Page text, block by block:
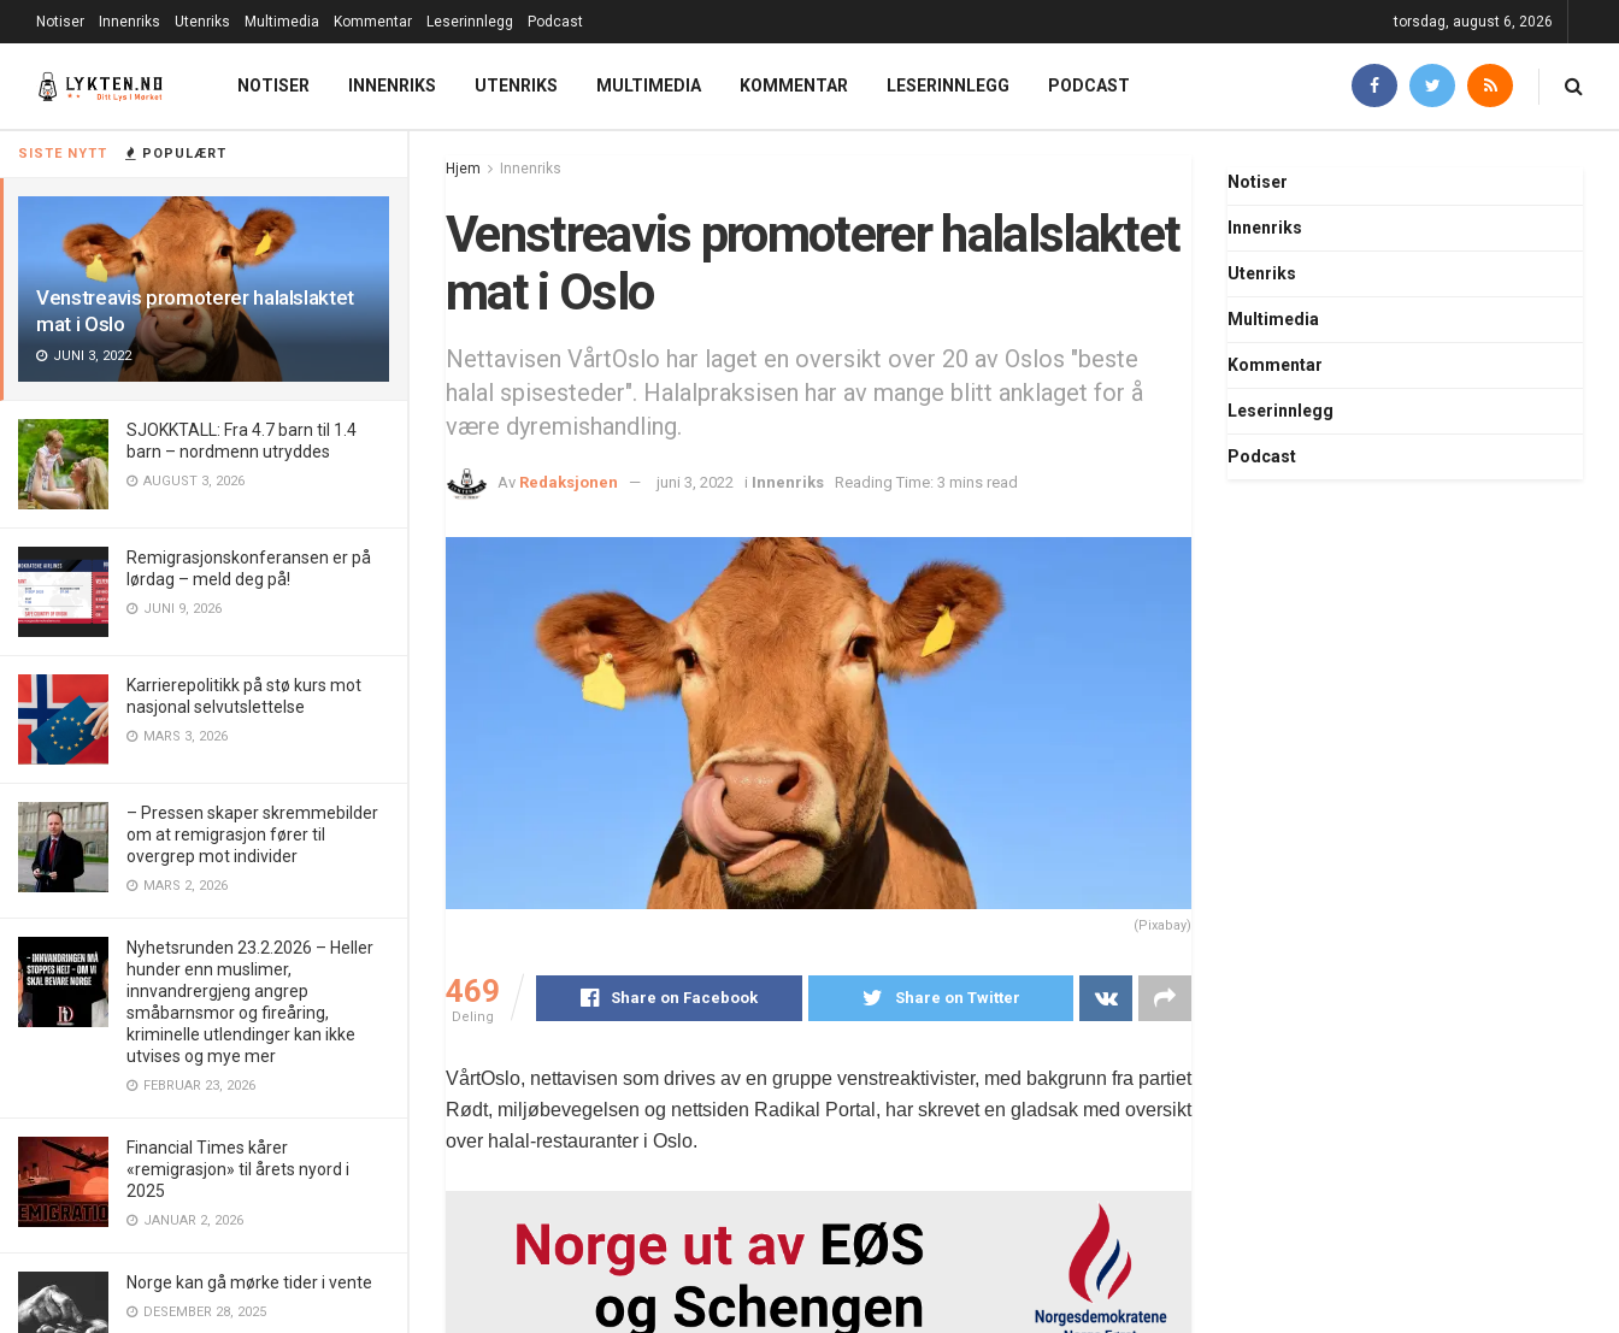
SISTE NYTT POPULÆRT
Venstreavis promoterer halalslaktet
mat i Oslo
JUNI 3, 2022
SJOKKTALL: Fra 4.7 barn til 1.4
barn – nordmenn utryddes
AUGUST 3, 2026
Remigrasjonskonferansen er på
lørdag – meld deg på!
JUNI 9, 2026
Karrierepolitikk på stø kurs mot
nasjonal selvutslettelse
MARS 3, 2026
– Pressen skaper skremmebilder
om at remigrasjon fører til
overgrep mot individer
MARS 2, 2026
Nyhetsrunden 23.2.2026 – Heller
hunder enn muslimer,
innvandrergjeng angrep
småbarnsmor og fireåring,
kriminelle utlendinger kan ikke
utvises og mye mer
FEBRUAR 23, 2026
Financial Times kårer
«remigrasjon» til årets nyord i
2025
JANUAR 2, 2026
Norge kan gå mørke tider i vente
DESEMBER 28, 2025
Notiser Innenriks Utenriks Multimedia Kommentar Leserinnlegg Podcast torsdag, august 6, 2026
NOTISER INNENRIKS UTENRIKS MULTIMEDIA KOMMENTAR LESERINNLEGG PODCAST
Hjem Innenriks
Venstreavis promoterer halalslaktet
mat i Oslo
Nettavisen VårtOslo har laget en oversikt over 20 av Oslos "beste
halal spisesteder". Halalpraksisen har av mange blitt anklaget for å
være dyremishandling.
Av Redaksjonen juni 3, 2022 i Innenriks Reading Time: 3 mins read
(Pixabay)
469
Deling
Share on Facebook Share on Twitter
VårtOslo, nettavisen som drives av en gruppe venstreaktivister, med bakgrunn fra partiet
Rødt, miljøbevegelsen og nettsiden Radikal Portal, har skrevet en gladsak med oversikt
over halal-restauranter i Oslo.
Notiser
Innenriks
Utenriks
Multimedia
Kommentar
Leserinnlegg
Podcast